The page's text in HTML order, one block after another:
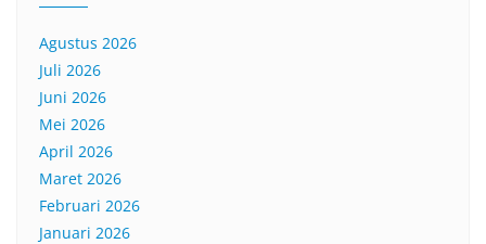
Agustus 2026
Juli 2026
Juni 2026
Mei 2026
April 2026
Maret 2026
Februari 2026
Januari 2026